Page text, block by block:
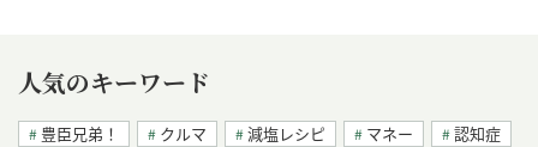
人気のキーワード
豊臣兄弟！ クルマ 減塩レシピ マネー
認知症